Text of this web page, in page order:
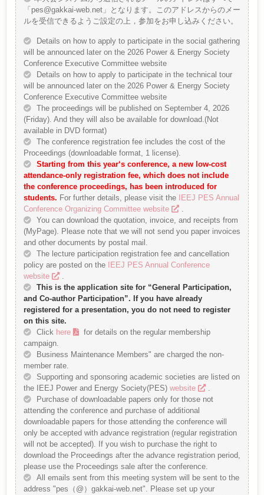
「pes@gakkai-web.net」となります。このアドレスからのメー
ルを受信できるようご設定の上，参加をお申し込みください。
Details on how to apply to participate in the social gathering
will be announced later on the 2026 Power & Energy Society
Conference Executive Committee website
Details on how to apply to participate in the technical tour
will be announced later on the 2026 Power & Energy Society
Conference Executive Committee website
The proceedings will be published on September 4, 2026
(Friday). And they will also be available for download.(Not
available in DVD format)
The conference registration fee includes the cost of the
Proceedings (downloadable format, 1 license).
Starting from this year‘s conference, a new low-cost
attendance-only registration fee, which does not include
the conference proceedings, has been introduced for
students. For further details, please visit the
IEEJ PES Annual
Conference Organizing Committee website
.
You can download the quotation, invoice, and receipts from
(MyPage). Please note that we will not send you paper invoices
and other documents by postal mail.
The lecture participation registration fee and cancellation
policy are posted on the
IEEJ PES Annual Conference
website
.
This is the application site for “General Participation,
and Co-author Participation”. If you have already
registered for a presentation, you do not need to register
on this site.
Click here
for details on the regular membership
campaign.
Business Maintenance Members" are charged the non-
member rate.
Supporting and sponsoring academic societies are listed on
the IEEJ Power and Energy Society(PES) website
.
Purchase of downloadable papers only for those not
attending the conference and purchase of additional
downloadable papers for those attending the conference will
only be accepted with advance registration (regular registration
will not be accepted). If you wish to purchase the right to
download the Proceedings after the advance registration period,
please use the Proceedings sale after the conference.
All emails sent from this meeting system will be sent to the
address "pes（@）gakkai-web.net". Please set up your